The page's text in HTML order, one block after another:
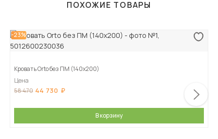
ПОХОЖИЕ ТОВАРЫ
-23%
Кровать Orto без ПМ (140х200)
Цена
58 470 44 730
В корзину